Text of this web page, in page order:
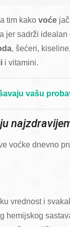
tim kako voće
jer sadrži
, šećeri, kiseline,
i vitamini.
vašu
voćke dnevno
vrednost i
hemijskog